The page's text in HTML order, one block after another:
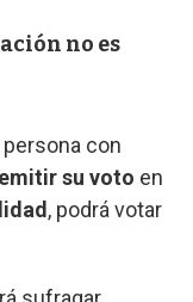
no es
con
emitir su voto en
, podrá votar